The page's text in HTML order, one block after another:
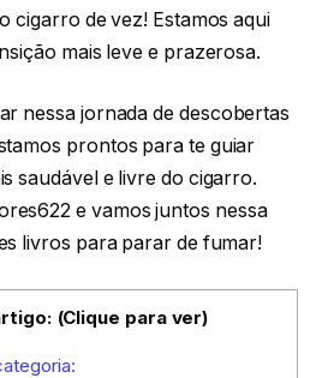
cigarro de vez! Estamos aqui
mais leve e prazerosa.
nessa jornada de descobertas
prontos para te guiar
saudável e livre do cigarro.
e vamos juntos nessa
livros para parar de fumar!
(Clique para ver)